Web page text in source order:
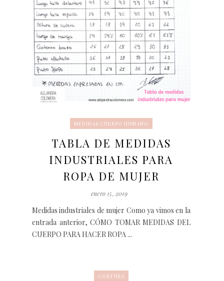
MEDIDAS CUERPO HUMANO
TABLA DE MEDIDAS
INDUSTRIALES PARA
ROPA DE MUJER
enero 15, 2019
Medidas industriales de mujer Como ya vimos en la
entrada anterior, CÓMO TOMAR MEDIDAS DEL
CUERPO PARA HACER ROPA ...
COSTURA